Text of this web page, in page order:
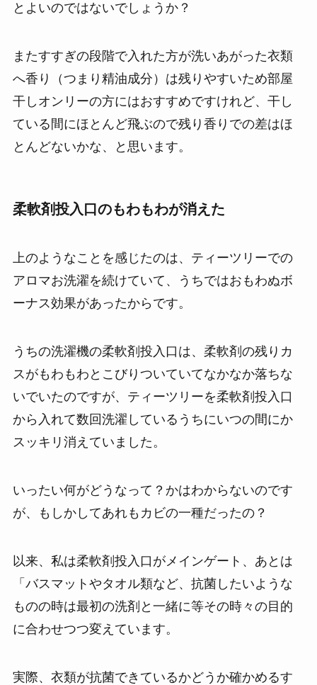
とよいのではないでしょうか？
またすすぎの段階で入れた方が洗いあがった衣類
へ香り（つまり精油成分）は残りやすいため部屋
干しオンリーの方にはおすすめですけれど、干し
ている間にほとんど飛ぶので残り香りでの差はほ
とんどないかな、と思います。
柔軟剤投入口のもわもわが消えた
上のようなことを感じたのは、ティーツリーでの
アロマお洗濯を続けていて、うちではおもわぬボ
ーナス効果があったからです。
うちの洗濯機の柔軟剤投入口は、柔軟剤の残りカ
スがもわもわとこびりついていてなかなか落ちな
いでいたのですが、ティーツリーを柔軟剤投入口
から入れて数回洗濯しているうちにいつの間にか
スッキリ消えていました。
いったい何がどうなって？かはわからないのです
が、もしかしてあれもカビの一種だったの？
以来、私は柔軟剤投入口がメインゲート、あとは
「バスマットやタオル類など、抗菌したいような
ものの時は最初の洗剤と一緒に等その時々の目的
に合わせつつ変えています。
実際、衣類が抗菌できているかどうか確かめるす